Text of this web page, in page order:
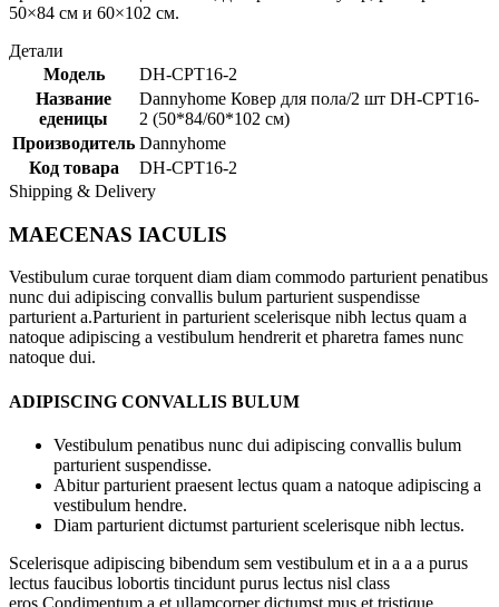
50×84 см и 60×102 см.
Детали
Модель
DH-CPT16-2
Название
еденицы
Dannyhome Ковер для пола/2 шт DH-CPT16-
2 (50*84/60*102 см)
Производитель Dannyhome
Код товара
DH-CPT16-2
Shipping & Delivery
MAECENAS IACULIS
Vestibulum curae torquent diam diam commodo parturient penatibus
nunc dui adipiscing convallis bulum parturient suspendisse
parturient a.Parturient in parturient scelerisque nibh lectus quam a
natoque adipiscing a vestibulum hendrerit et pharetra fames nunc
natoque dui.
ADIPISCING CONVALLIS BULUM
Vestibulum penatibus nunc dui adipiscing convallis bulum
parturient suspendisse.
Abitur parturient praesent lectus quam a natoque adipiscing a
vestibulum hendre.
Diam parturient dictumst parturient scelerisque nibh lectus.
Scelerisque adipiscing bibendum sem vestibulum et in a a a purus
lectus faucibus lobortis tincidunt purus lectus nisl class
eros.Condimentum a et ullamcorper dictumst mus et tristique